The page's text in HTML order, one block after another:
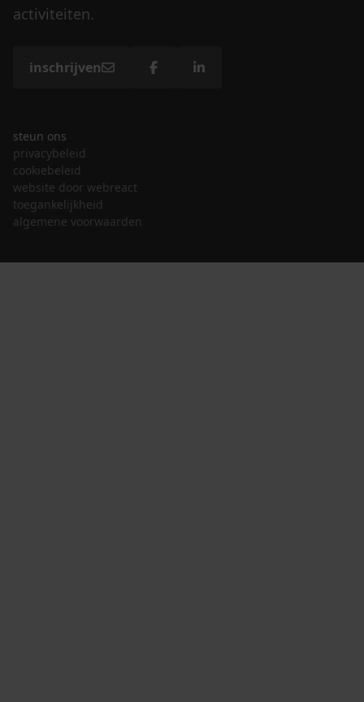
activiteiten.
inschrijven
steun ons
privacybeleid
cookiebeleid
website door webreact
toegankelijkheid
algemene voorwaarden